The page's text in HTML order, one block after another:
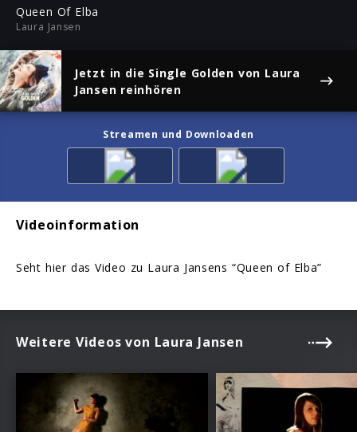
Queen Of Elba
Laura Jansen
Jetzt in die Single Golden von Laura
Jansen reinhören
Streamen und Downloaden
Videoinformation
Seht hier das Video zu Laura Jansens “Queen of Elba”
Weitere Videos von Laura Jansen